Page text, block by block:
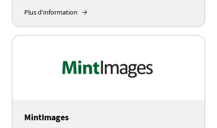
Plus d'information
MintImages